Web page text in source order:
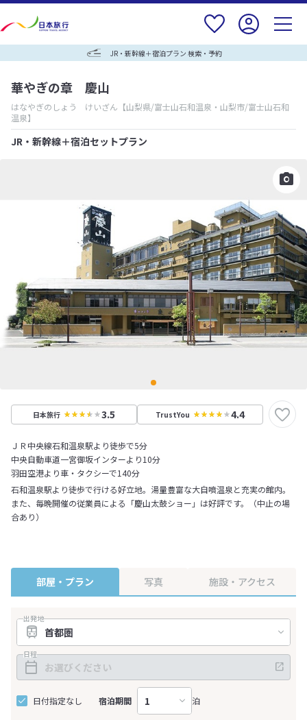
JR・新幹線＋宿泊プラン 検索・予約
華やぎの章 慶山
はなやぎのしょう けいざん 【山梨県/富士山石和温泉・山梨市/富士山石和
温泉】
JR・新幹線＋宿泊セットプラン
日本旅行 3.5 TrustYou 4.4
ＪＲ中央線石和温泉駅より徒歩で5分
中央自動車道一宮御坂インターより10分
羽田空港より車・タクシーで140分
石和温泉駅より徒歩で行ける好立地。湯量豊富な大自噴温泉と充実の館内。
また、毎晩開催の従業員による「慶山太鼓ショー」は好評です。（中止の場
合あり）
部屋・プラン 写真 施設・アクセス
出発地
日程
日付指定なし 宿泊期間 泊